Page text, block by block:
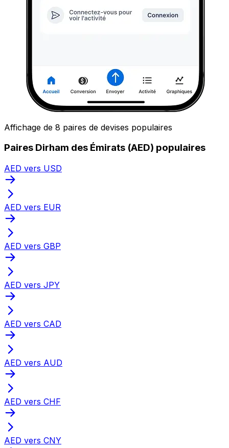
Affichage de 8 paires de devises populaires
Paires Dirham des Émirats (AED) populaires
AED vers USD
AED vers EUR
AED vers GBP
AED vers JPY
AED vers CAD
AED vers AUD
AED vers CHF
AED vers CNY